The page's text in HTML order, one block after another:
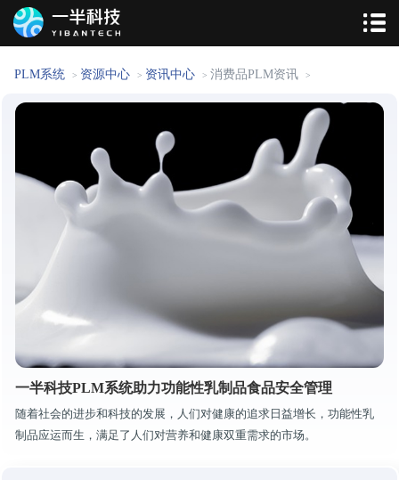
PLM系统 > 资源中心 > 资讯中心 > 消费品PLM资讯 >
一半科技PLM系统助力功能性乳制品食品安全管理
随着社会的进步和科技的发展，人们对健康的追求日益增长，功能性乳
制品应运而生，满足了人们对营养和健康双重需求的市场。